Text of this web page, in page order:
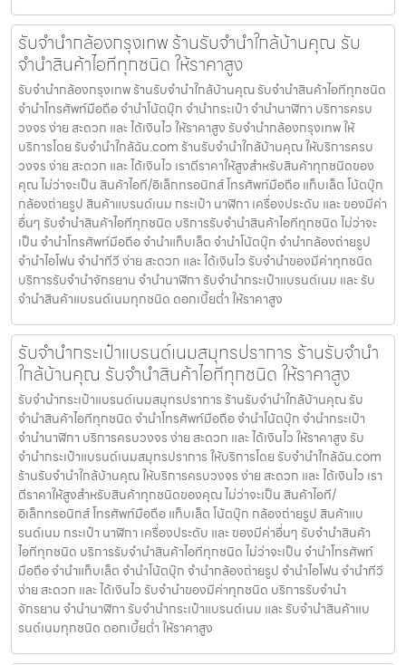
รับจำนำกล้องกรุงเทพ ร้านรับจำนำใกล้บ้านคุณ รับ
จำนำสินค้าไอทีทุกชนิด ให้ราคาสูง
รับจำนำกล้องกรุงเทพ ร้านรับจำนำใกล้บ้านคุณ รับจำนำสินค้าไอทีทุกชนิด
จำนำโทรศัพท์มือถือ จำนำโน้ตบุ๊ก จำนำกระเป๋า จำนำนาฬิกา บริการครบ
วงจร ง่าย สะดวก และ ได้เงินไว ให้ราคาสูง รับจำนำกล้องกรุงเทพ ให้
บริการโดย รับจํานําใกล้ฉัน.com ร้านรับจำนำใกล้บ้านคุณ ให้บริการครบ
วงจร ง่าย สะดวก และ ได้เงินไว เราตีราคาให้สูงสำหรับสินค้าทุกชนิดของ
คุณ ไม่ว่าจะเป็น สินค้าไอที/อิเล็กทรอนิกส์ โทรศัพท์มือถือ แท็บเล็ต โน้ตบุ๊ก
กล้องถ่ายรูป สินค้าแบรนด์เนม กระเป๋า นาฬิกา เครื่องประดับ และ ของมีค่า
อื่นๆ รับจำนำสินค้าไอทีทุกชนิด บริการรับจำนำสินค้าไอทีทุกชนิด ไม่ว่าจะ
เป็น จำนำโทรศัพท์มือถือ จำนำแท็บเล็ต จำนำโน้ตบุ๊ก จำนำกล้องถ่ายรูป
จำนำไอโฟน จำนำทีวี ง่าย สะดวก และ ได้เงินไว รับจำนำของมีค่าทุกชนิด
บริการรับจำนำจักรยาน จำนำนาฬิกา รับจำนำกระเป๋าแบรนด์เนม และ รับ
จำนำสินค้าแบรนด์เนมทุกชนิด ดอกเบี้ยต่ำ ให้ราคาสูง
รับจำนำกระเป๋าแบรนด์เนมสมุทรปราการ ร้านรับจำนำ
ใกล้บ้านคุณ รับจำนำสินค้าไอทีทุกชนิด ให้ราคาสูง
รับจำนำกระเป๋าแบรนด์เนมสมุทรปราการ ร้านรับจำนำใกล้บ้านคุณ รับ
จำนำสินค้าไอทีทุกชนิด จำนำโทรศัพท์มือถือ จำนำโน้ตบุ๊ก จำนำกระเป๋า
จำนำนาฬิกา บริการครบวงจร ง่าย สะดวก และ ได้เงินไว ให้ราคาสูง รับ
จำนำกระเป๋าแบรนด์เนมสมุทรปราการ ให้บริการโดย รับจํานําใกล้ฉัน.com
ร้านรับจำนำใกล้บ้านคุณ ให้บริการครบวงจร ง่าย สะดวก และ ได้เงินไว เรา
ตีราคาให้สูงสำหรับสินค้าทุกชนิดของคุณ ไม่ว่าจะเป็น สินค้าไอที/
อิเล็กทรอนิกส์ โทรศัพท์มือถือ แท็บเล็ต โน้ตบุ๊ก กล้องถ่ายรูป สินค้าแบ
รนด์เนม กระเป๋า นาฬิกา เครื่องประดับ และ ของมีค่าอื่นๆ รับจำนำสินค้า
ไอทีทุกชนิด บริการรับจำนำสินค้าไอทีทุกชนิด ไม่ว่าจะเป็น จำนำโทรศัพท์
มือถือ จำนำแท็บเล็ต จำนำโน้ตบุ๊ก จำนำกล้องถ่ายรูป จำนำไอโฟน จำนำทีวี
ง่าย สะดวก และ ได้เงินไว รับจำนำของมีค่าทุกชนิด บริการรับจำนำ
จักรยาน จำนำนาฬิกา รับจำนำกระเป๋าแบรนด์เนม และ รับจำนำสินค้าแบ
รนด์เนมทุกชนิด ดอกเบี้ยต่ำ ให้ราคาสูง